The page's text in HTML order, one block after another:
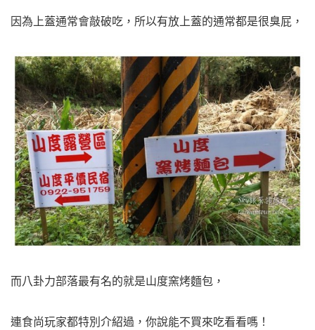
因為上蓋通常會敲破吃，所以有放上蓋的通常都是很臭屁，
而八卦力部落最有名的就是山度窯烤麵包，
連食尚玩家都特別介紹過，你說能不買來吃看看嗎！